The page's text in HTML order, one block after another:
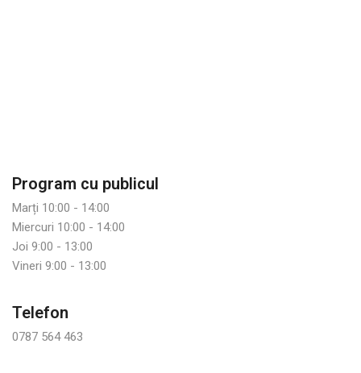
Program cu publicul
Marți 10:00 - 14:00
Miercuri 10:00 - 14:00
Joi 9:00 - 13:00
Vineri 9:00 - 13:00
Telefon
0787 564 463